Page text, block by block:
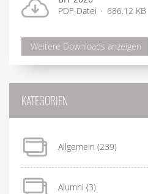
PDF-Datei
686.12 KB
Weitere Downloads anzeigen
KATEGORIEN
Allgemein (239)
Alumni (3)